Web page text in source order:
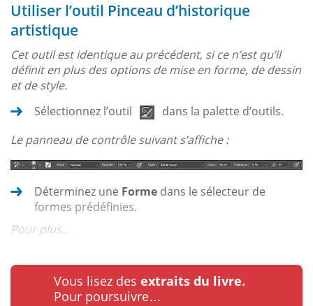
Utiliser l’outil Pinceau d’historique
artistique
Cet outil est identique au précédent, si ce n’est qu’il
définit en plus des options de mise en forme, de dessin
et de style.
Sélectionnez l’outil
dans la palette d’outils.
Le panneau de contrôle suivant s’affiche :
Déterminez une Forme dans le sélecteur de
formes prédéfinies.
Pour plus...
Vous lisez des extraits du livre.
Pour poursuivre…